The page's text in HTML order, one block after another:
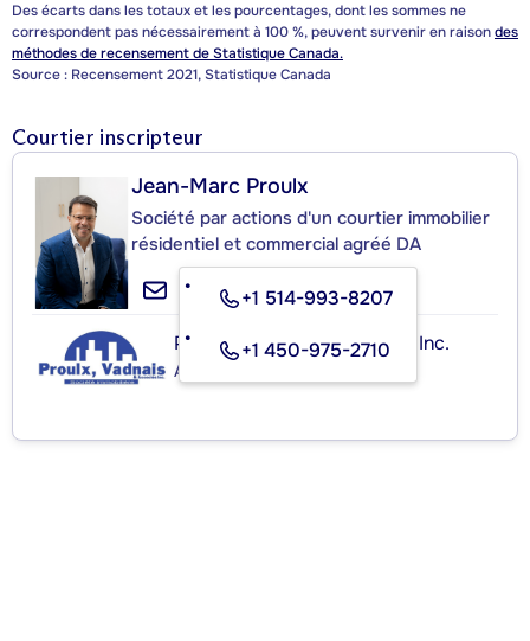
Des écarts dans les totaux et les pourcentages, dont les sommes ne
correspondent pas nécessairement à 100 %, peuvent survenir en raisondes
méthodes de recensement de Statistique Canada.
Source : Recensement 2021, Statistique Canada
Courtier inscripteur
Jean-Marc Proulx
Société par actions d'un courtier immobilier
résidentiel et commercial agréé DA
+1 514-993-8207
+1 450-975-2710
Proulx, Vadnais et Associés Inc.
Agence immobilière